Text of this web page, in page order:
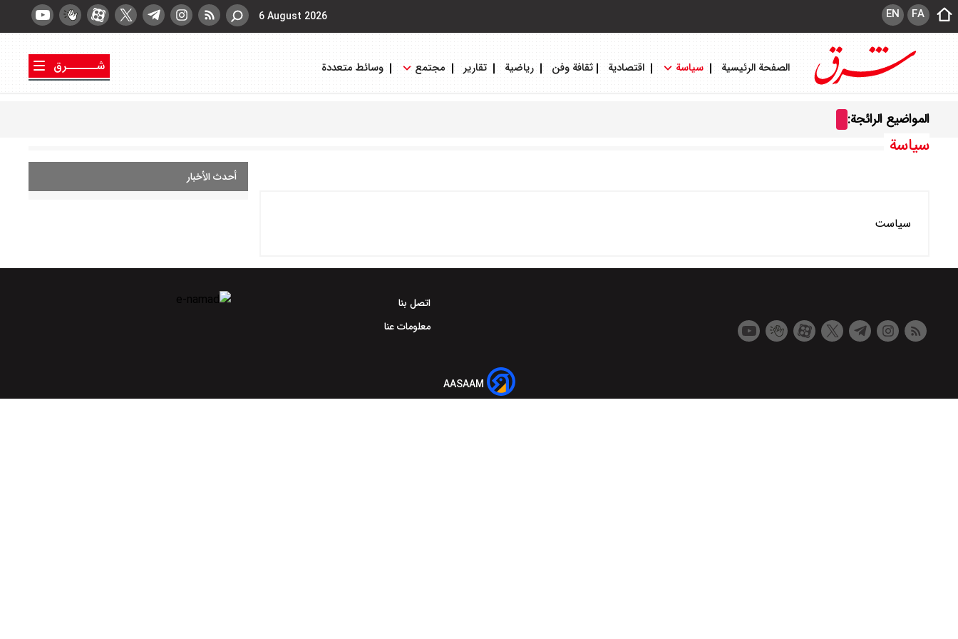
6 August 2026 FA
EN
الصفحة الرئيسية سياسة اقتصادية ثقافة وفن رياضية تقارير مجتمع وسائط متعددة شــــــرق
المواضيع الرائجة:
سياسة
سیاست
أحدث الأخبار
اتصل بنا
معلومات عنا
AASAAM